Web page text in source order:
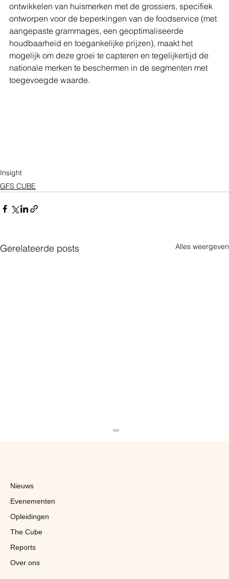
ontwikkelen van huismerken met de grossiers, specifiek
ontworpen voor de beperkingen van de foodservice (met
aangepaste grammages, een geoptimaliseerde
houdbaarheid en toegankelijke prijzen), maakt het
mogelijk om deze groei te capteren en tegelijkertijd de
nationale merken te beschermen in de segmenten met
toegevoegde waarde.
Insight
GFS CUBE
Gerelateerde posts Alles weergeven
"Alcoholvrij bier is een
sleutelopportuniteit", verzekert AB
Nieuws
Evenementen
Opleidingen
The Cube
Reports
Over ons